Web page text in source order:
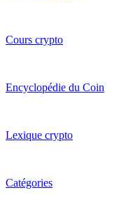
Cours crypto
Encyclopédie du Coin
Lexique crypto
Catégories